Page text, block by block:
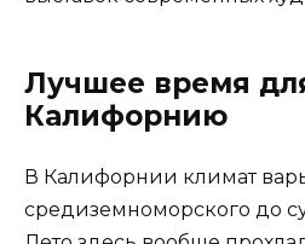
Лучшее время
Калифорнию
В Калифорнии климат
средиземноморского до